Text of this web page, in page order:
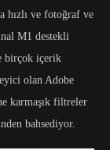
hızlı ve fotoğraf ve
M1 destekli
birçok içerik
olan Adobe
karmaşık filtreler
bahsediyor.